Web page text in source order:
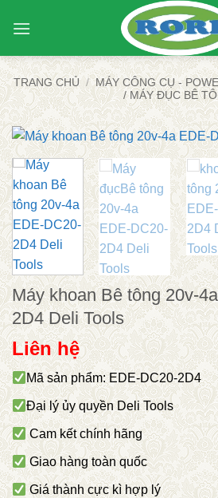
qua
dung
TRANG CHỦ / MÁY CÔNG CỤ -
/ MÁY ĐỤC BÊ
Máy khoan Bê tông 20v-
2D4 Deli Tools
Liên hệ
Mã sản phẩm: EDE-DC20-2D4
Đại lý ủy quyền Deli Tools
Cam kết chính hãng
Giao hàng toàn quốc
Giá thành cực kì hợp lý